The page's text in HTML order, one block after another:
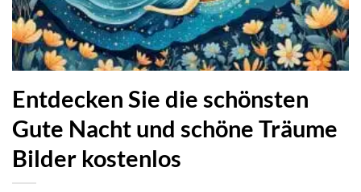
Entdecken Sie die schönsten
Gute Nacht und schöne Träume
Bilder kostenlos